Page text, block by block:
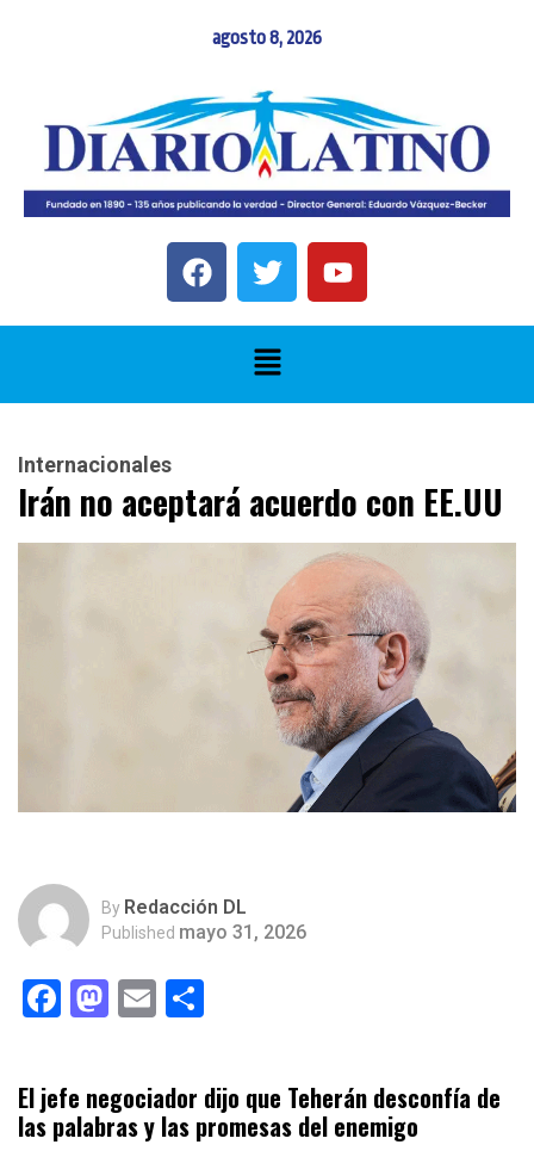
agosto 8, 2026
Internacionales
Irán no aceptará acuerdo con EE.UU
By Redacción DL
Published mayo 31, 2026
Facebook
Mastodon
Email
El jefe negociador dijo que Teherán desconfía de
las palabras y las promesas del enemigo